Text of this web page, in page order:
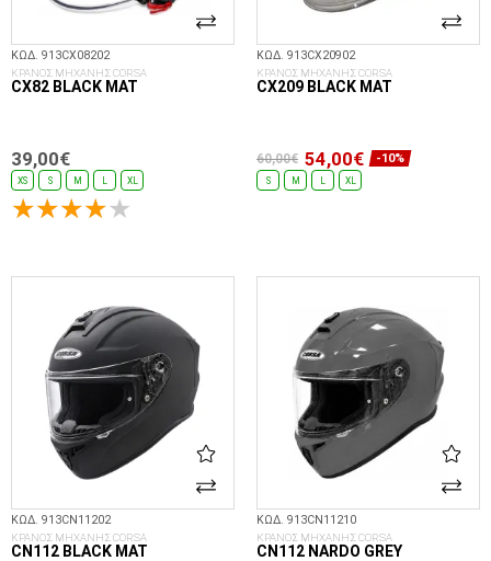
ΚΩΔ. 913CX08202
ΚΡΑΝΟΣ ΜΗΧΑΝΗΣ CORSA
CX82 BLACK MAT
39,00€
XS S M XL
ΚΩΔ. 913CX20902
ΚΡΑΝΟΣ ΜΗΧΑΝΗΣ CORSA
CX209 BLACK MAT
60,00€ 54,00€ -10%
S M XL
ΚΩΔ. 913CN11202
ΚΡΑΝΟΣ ΜΗΧΑΝΗΣ CORSA
CN112 BLACK MAT
ΚΩΔ. 913CN11210
ΚΡΑΝΟΣ ΜΗΧΑΝΗΣ CORSA
CN112 NARDO GREY